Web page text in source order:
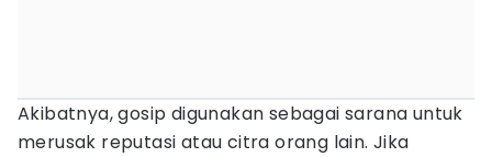
Akibatnya, gosip digunakan sebagai sarana untuk
merusak reputasi atau citra orang lain. Jika